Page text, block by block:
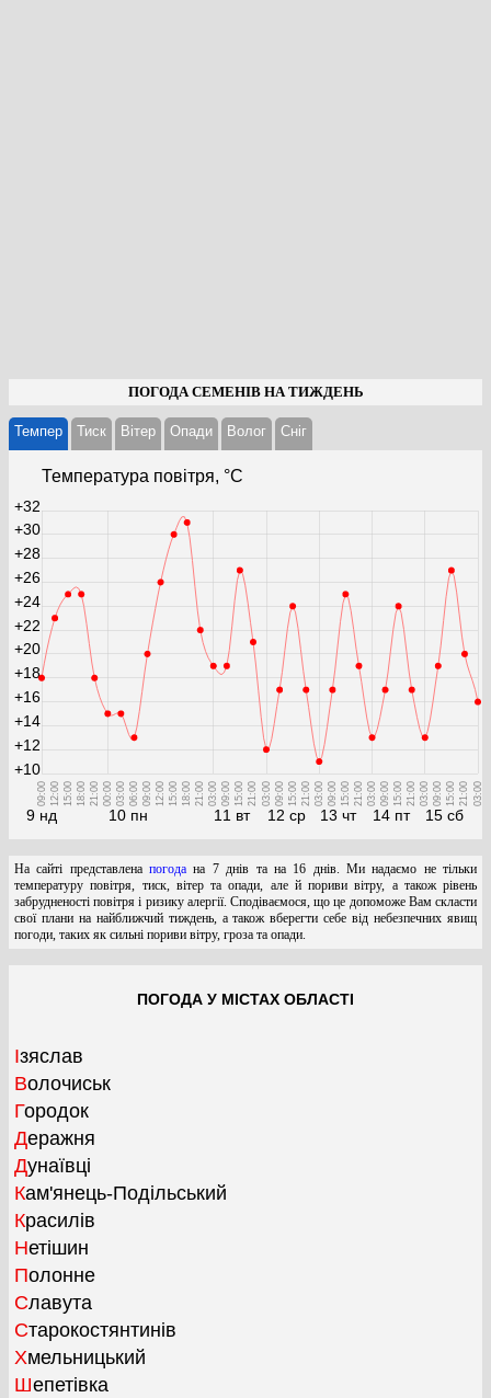
ПОГОДА СЕМЕНІВ НА ТИЖДЕНЬ
Темпер Тиск Вітер Опади Волог Cніг
Температура повітря, °С
9 нд
09:00 12:00 15:00 18:00 21:00
10 пн
00:00 03:00 06:00 09:00 12:00 15:00 18:00 21:00
11 вт
03:00 09:00 15:00 21:00
12 ср
03:00 09:00 15:00 21:00
13 чт
03:00 09:00 15:00 21:00
14 пт
03:00 09:00 15:00 21:00
15 сб
03:00 09:00 15:00 21:00 03:00
+10
+12
+14
+16
+18
+20
+22
+24
+26
+28
+30
+32
На сайті представленапогода на 7 днів та на 16 днів. Ми надаємо не тільки
температуру повітря, тиск, вітер та опади, але й пориви вітру, а також рівень
забрудненості повітря і ризику алергії. Сподіваємося, що це допоможе Вам скласти
свої плани на найближчий тиждень, а також вберегти себе від небезпечних явищ
погоди, таких як сильні пориви вітру, гроза та опади.
ПОГОДА У МІСТАХ ОБЛАСТІ
Ізяслав
Волочиськ
Городок
Деражня
Дунаївці
Кам'янець-Подільський
Красилів
Нетішин
Полонне
Славута
Старокостянтинів
Хмельницький
Шепетівка